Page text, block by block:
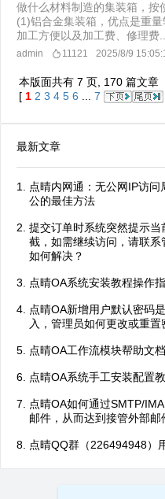
做什么材料制造的集装箱，按
(1)铝合金集装箱，优点是重
加工方便以及加工费、修理费...
admin 11121 2025/8/9
本版面共有 7 页, 170 篇文章
[ 1 2 3 4 5 6 7
最新文章
点晴内网通：无公网IP访
公的最佳方法
提交订单时系统突然提示
截，如需继续访问，请联系
如何解决？
点晴OA系统安装教程操作
点晴OA新增用户默认密码
入，管理员如何更改或重
点晴OA工作流模块帮助文
点晴OA系统手工安装配置
点晴OA如何通过SMTP/
邮件，从而达到接管外部邮
点晴QQ群（226494948）